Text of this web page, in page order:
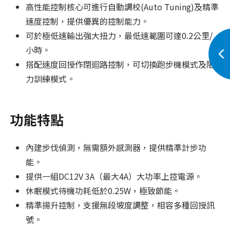
高性能控制核心可進行自動調校(Auto Tuning)及精準
速度控制，提供優異的控制能力。
可於極低速輸出強大扭力，最低速範圍可達0.2公里/
小時。
搭配速度回授作閉迴路控制，可切換跑步機模式及阻
力訓練模式。
功能特點
內建步伐偵測，無需額外感測器，提供精準計步功
能。
提供一組DC12V 3A（最大4A）大功率上控電源。
休眠模式待機功耗低於0.25W，極致節能。
精準揚升控制，支援無段坡度調整，相容多種回授訊
號。